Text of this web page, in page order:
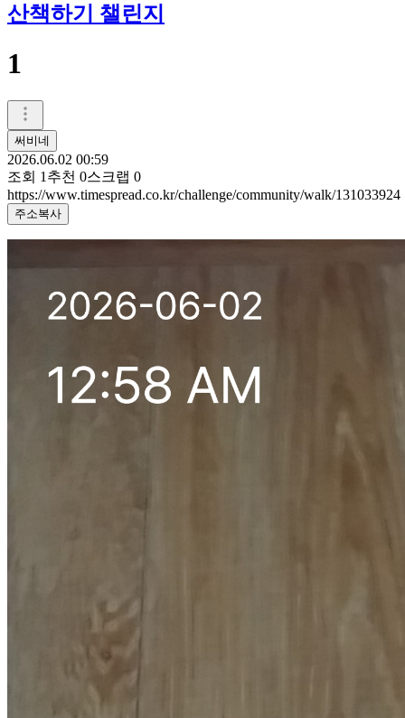
산책하기 챌린지
1
써비네
2026.06.02 00:59
조회 1 추천 0스크랩 0
https://www.timespread.co.kr/challenge/community/walk/131033924
주소복사